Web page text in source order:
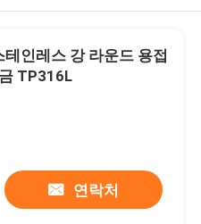
테인레스 강 라운드 용접
TP316L
연락처